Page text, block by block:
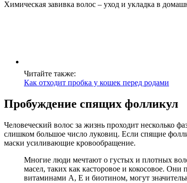
Химическая завивка волос – уход и укладка в
Читайте также:
Как отходит пробка у кошек перед родами
Пробуждение спящих фолликул
Человеческий волос за жизнь проходит несколько
слишком большое число луковиц. Если спящие
маски усиливающие кровообращение.
Многие люди мечтают о густых и плотных
масел, таких как касторовое и кокосовое.
витаминами A, E и биотином, могут